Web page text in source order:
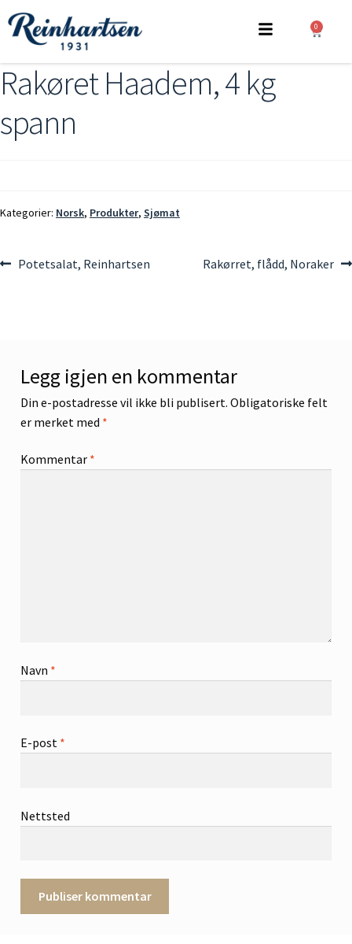
0
Rakøret Haadem, 4 kg
spann
Kategorier: Norsk, Produkter, Sjømat
Potetsalat, Reinhartsen Rakørret, flådd, Noraker
Legg igjen en kommentar
Din e-postadresse vil ikke bli publisert. Obligatoriske felt
er merket med *
Kommentar *
Navn *
E-post *
Nettsted